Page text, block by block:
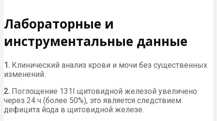
Лабораторные и
инструментальные данные
1. Клинический анализ крови и мочи без существенных
изменений.
2. Поглощение 131I щитовидной железой увеличено
через 24 ч (более 50%), это является следствием
дефицита йода в щитовидной железе.